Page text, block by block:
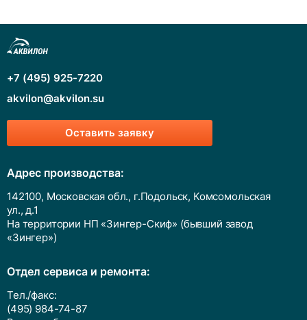
Оставить заявку
+7 (495) 925-7220
akvilon@akvilon.su
Адрес производства:
142100, Московская обл., г.Подольск, Комсомольская
ул., д.1
На территории НП «Зингер-Скиф» (бывший завод
«Зингер»)
Отдел сервиса и ремонта:
Тел./факс:
(495) 984-74-87